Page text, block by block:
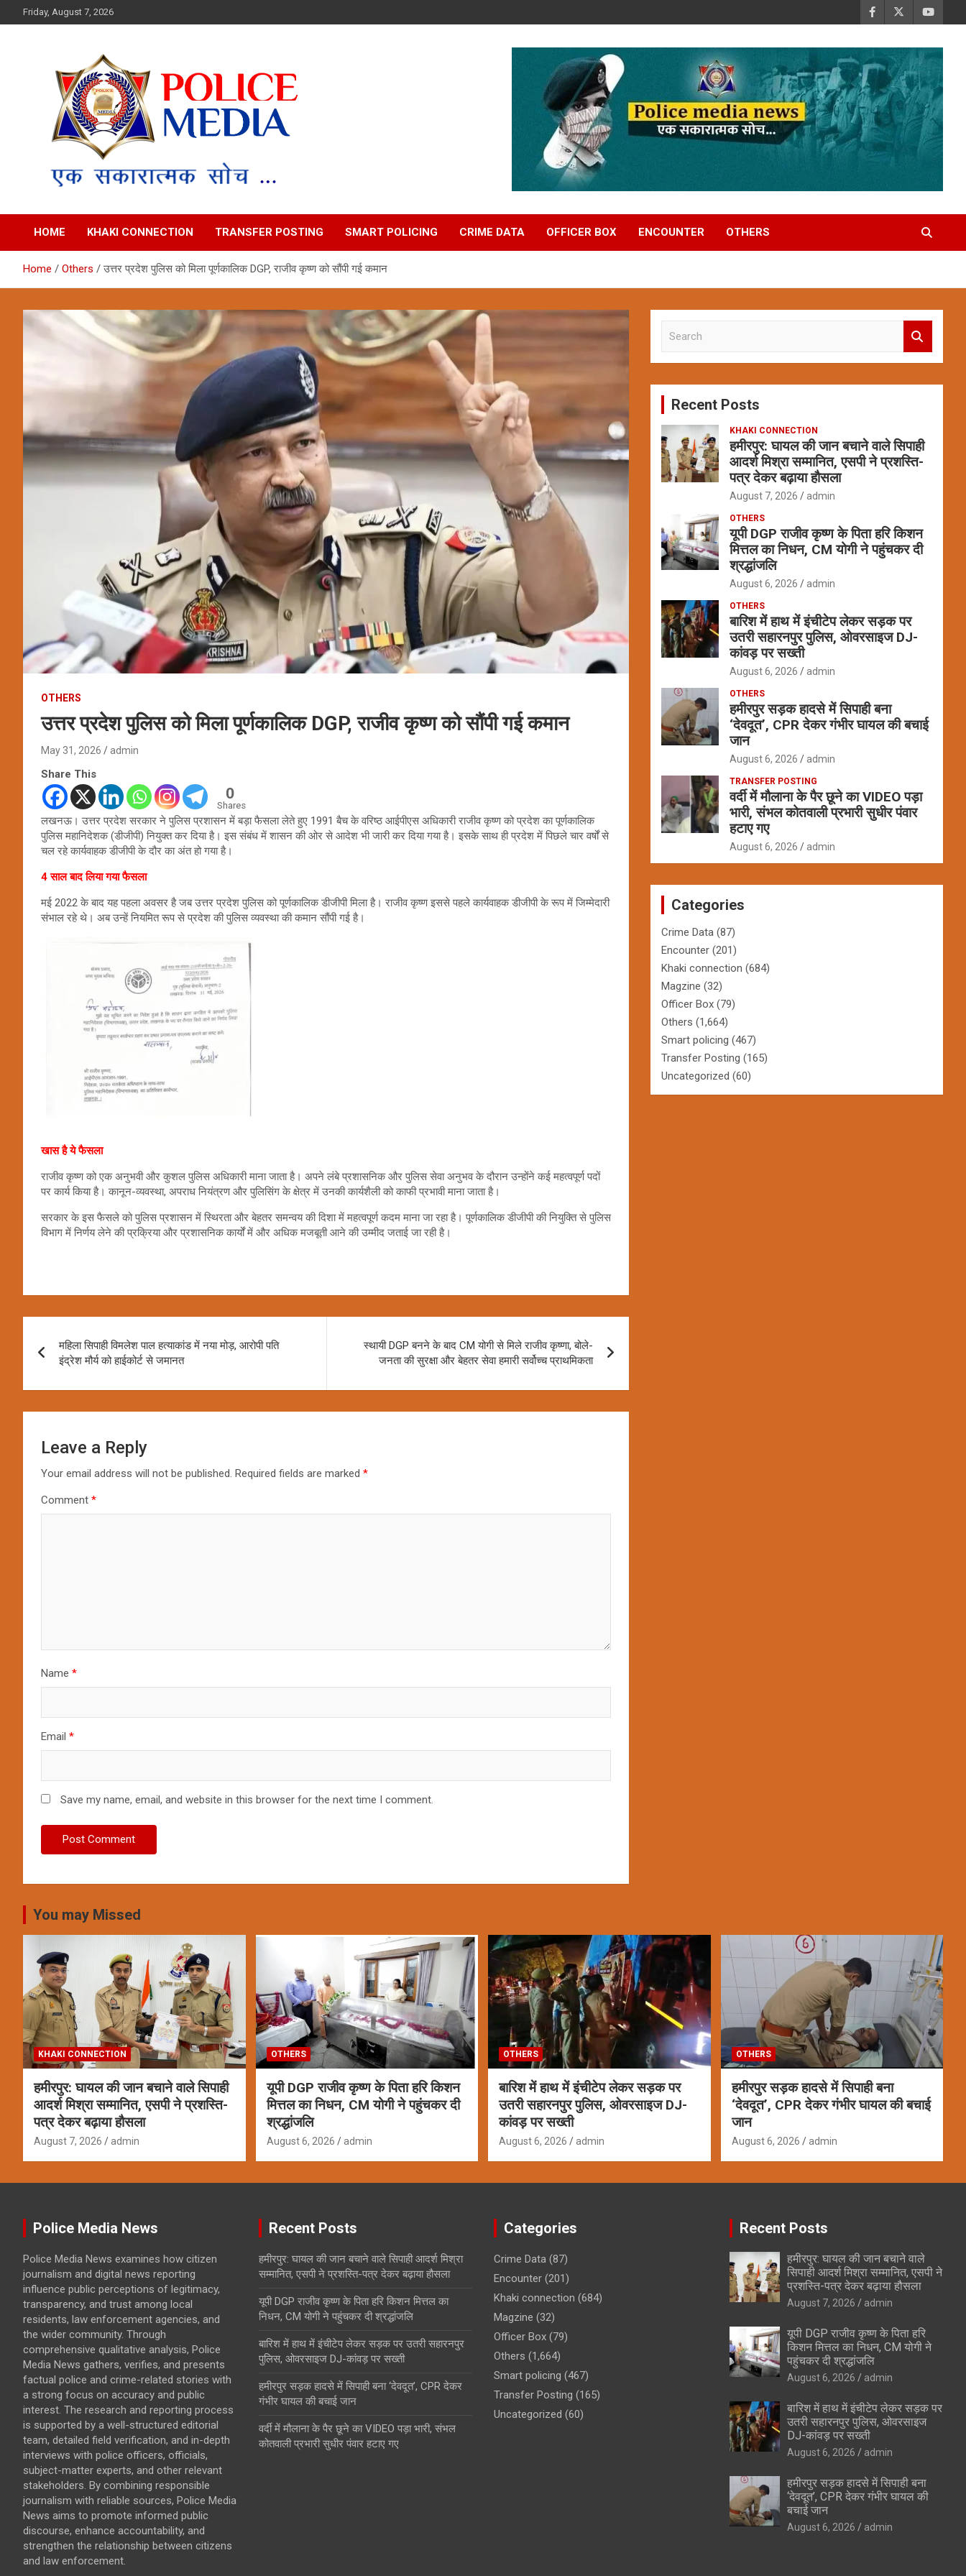
to
Friday, August 7, 2026
Police Media News
HOME KHAKI CONNECTION TRANSFER POSTING SMART POLICING CRIME DATA OFFICER BOX ENCOUNTER OTHERS
Home Others उत्तर प्रदेश पुलिस को मिला पूर्णकालिक DGP, राजीव कृष्ण को सौंपी गई कमान
OTHERS
उत्तर प्रदेश पुलिस को मिला पूर्णकालिक DGP, राजीव कृष्ण को सौंपी गई कमान
May 31, 2026 admin
Share This
0
Shares
लखनऊ। उत्तर प्रदेश सरकार ने पुलिस प्रशासन में बड़ा फैसला लेते हुए 1991 बैच के वरिष्ठ आईपीएस अधिकारी राजीव कृष्ण को प्रदेश का पूर्णकालिक
पुलिस महानिदेशक (डीजीपी) नियुक्त कर दिया है। इस संबंध में शासन की ओर से आदेश भी जारी कर दिया गया है। इसके साथ ही प्रदेश में पिछले चार वर्षों से
चल रहे कार्यवाहक डीजीपी के दौर का अंत हो गया है।
4 साल बाद लिया गया फैसला
मई 2022 के बाद यह पहला अवसर है जब उत्तर प्रदेश पुलिस को पूर्णकालिक डीजीपी मिला है। राजीव कृष्ण इससे पहले कार्यवाहक डीजीपी के रूप में जिम्मेदारी
संभाल रहे थे। अब उन्हें नियमित रूप से प्रदेश की पुलिस व्यवस्था की कमान सौंपी गई है।
खास है ये फैसला
राजीव कृष्ण को एक अनुभवी और कुशल पुलिस अधिकारी माना जाता है। अपने लंबे प्रशासनिक और पुलिस सेवा अनुभव के दौरान उन्होंने कई महत्वपूर्ण पदों
पर कार्य किया है। कानून-व्यवस्था, अपराध नियंत्रण और पुलिसिंग के क्षेत्र में उनकी कार्यशैली को काफी प्रभावी माना जाता है।
सरकार के इस फैसले को पुलिस प्रशासन में स्थिरता और बेहतर समन्वय की दिशा में महत्वपूर्ण कदम माना जा रहा है। पूर्णकालिक डीजीपी की नियुक्ति से पुलिस
विभाग में निर्णय लेने की प्रक्रिया और प्रशासनिक कार्यों में और अधिक मजबूती आने की उम्मीद जताई जा रही है।
navigation
महिला सिपाही विमलेश पाल हत्याकांड में नया मोड़, आरोपी पति
इंद्रेश मौर्य को हाईकोर्ट से जमानत
स्थायी DGP बनने के बाद CM योगी से मिले राजीव कृष्णा, बोले-
जनता की सुरक्षा और बेहतर सेवा हमारी सर्वोच्च प्राथमिकता
Leave a Reply
Your email address will not be published. Required fields are marked *
Comment *
Name *
Email *
Save my name, email, and website in this browser for the next time I comment.
c
Recent Posts
KHAKI CONNECTION
हमीरपुर: घायल की जान बचाने वाले सिपाही
आदर्श मिश्रा सम्मानित, एसपी ने प्रशस्ति-
पत्र देकर बढ़ाया हौसला
August 7, 2026 admin
OTHERS
यूपी DGP राजीव कृष्ण के पिता हरि किशन
मित्तल का निधन, CM योगी ने पहुंचकर दी
श्रद्धांजलि
August 6, 2026 admin
OTHERS
बारिश में हाथ में इंचीटेप लेकर सड़क पर
उतरी सहारनपुर पुलिस, ओवरसाइज DJ-
कांवड़ पर सख्ती
August 6, 2026 admin
OTHERS
हमीरपुर सड़क हादसे में सिपाही बना
‘देवदूत’, CPR देकर गंभीर घायल की बचाई
जान
August 6, 2026 admin
TRANSFER POSTING
वर्दी में मौलाना के पैर छूने का VIDEO पड़ा
भारी, संभल कोतवाली प्रभारी सुधीर पंवार
हटाए गए
August 6, 2026 admin
Categories
Crime Data (87)
Encounter (201)
Khaki connection (684)
Magzine (32)
Officer Box (79)
Others (1,664)
Smart policing (467)
Transfer Posting (165)
Uncategorized (60)
You may Missed
KHAKI CONNECTION
हमीरपुर: घायल की जान बचाने वाले सिपाही
आदर्श मिश्रा सम्मानित, एसपी ने प्रशस्ति-
पत्र देकर बढ़ाया हौसला
August 7, 2026 admin
OTHERS
यूपी DGP राजीव कृष्ण के पिता हरि किशन
मित्तल का निधन, CM योगी ने पहुंचकर दी
श्रद्धांजलि
August 6, 2026 admin
OTHERS
बारिश में हाथ में इंचीटेप लेकर सड़क पर
उतरी सहारनपुर पुलिस, ओवरसाइज DJ-
कांवड़ पर सख्ती
August 6, 2026 admin
OTHERS
हमीरपुर सड़क हादसे में सिपाही बना
‘देवदूत’, CPR देकर गंभीर घायल की बचाई
जान
August 6, 2026 admin
Police Media News
Police Media News examines how citizen
journalism and digital news reporting
influence public perceptions of legitimacy,
transparency, and trust among local
residents, law enforcement agencies, and
the wider community. Through
comprehensive qualitative analysis, Police
Media News gathers, verifies, and presents
factual police and crime-related stories with
a strong focus on accuracy and public
interest. The research and reporting process
is supported by a well-structured editorial
team, detailed field verification, and in-depth
interviews with police officers, officials,
subject-matter experts, and other relevant
stakeholders. By combining responsible
journalism with reliable sources, Police Media
News aims to promote informed public
discourse, enhance accountability, and
strengthen the relationship between citizens
and law enforcement.
Recent Posts
हमीरपुर: घायल की जान बचाने वाले सिपाही आदर्श मिश्रा
सम्मानित, एसपी ने प्रशस्ति-पत्र देकर बढ़ाया हौसला
यूपी DGP राजीव कृष्ण के पिता हरि किशन मित्तल का
निधन, CM योगी ने पहुंचकर दी श्रद्धांजलि
बारिश में हाथ में इंचीटेप लेकर सड़क पर उतरी सहारनपुर
पुलिस, ओवरसाइज DJ-कांवड़ पर सख्ती
हमीरपुर सड़क हादसे में सिपाही बना ‘देवदूत’, CPR देकर
गंभीर घायल की बचाई जान
वर्दी में मौलाना के पैर छूने का VIDEO पड़ा भारी, संभल
कोतवाली प्रभारी सुधीर पंवार हटाए गए
Categories
Crime Data (87)
Encounter (201)
Khaki connection (684)
Magzine (32)
Officer Box (79)
Others (1,664)
Smart policing (467)
Transfer Posting (165)
Uncategorized (60)
Recent Posts
हमीरपुर: घायल की जान बचाने वाले
सिपाही आदर्श मिश्रा सम्मानित, एसपी ने
प्रशस्ति-पत्र देकर बढ़ाया हौसला
August 7, 2026 admin
यूपी DGP राजीव कृष्ण के पिता हरि
किशन मित्तल का निधन, CM योगी ने
पहुंचकर दी श्रद्धांजलि
August 6, 2026 admin
बारिश में हाथ में इंचीटेप लेकर सड़क पर
उतरी सहारनपुर पुलिस, ओवरसाइज
DJ-कांवड़ पर सख्ती
August 6, 2026 admin
हमीरपुर सड़क हादसे में सिपाही बना
‘देवदूत’, CPR देकर गंभीर घायल की
बचाई जान
August 6, 2026 admin